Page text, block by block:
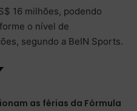
16 milhões, podendo
o nível de
segundo a BeIN Sports.
as férias da Fórmula